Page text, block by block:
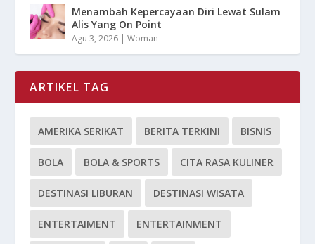
Menambah Kepercayaan Diri Lewat Sulam
Alis Yang On Point
Agu 3, 2026 |Woman
ARTIKEL TAG
AMERIKA SERIKAT BERITA TERKINI BISNIS
BOLA BOLA & SPORTS CITA RASA KULINER
DESTINASI LIBURAN DESTINASI WISATA
ENTERTAIMENT ENTERTAINMENT